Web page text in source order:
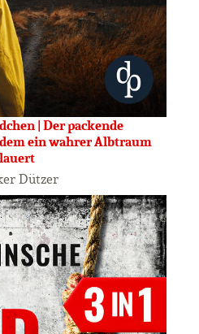
| Der packende
ein wahrer Albtraum
lauert
Dützer